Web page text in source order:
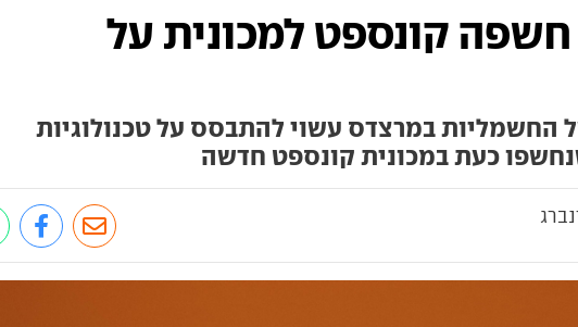
קונספט למכונית על
החשמליות במרצדס עשוי להתבסס על טכנולוגיות
כעת במכונית קונספט חדשה